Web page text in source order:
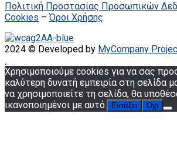
Πολιτική Προστασίας Προσωπικών
Cookies –Όροι Χρήσης
2024 © Developed by MyCompany
.
Χρησιμοποιούμε cookies για να σας
καλύτερη δυνατή εμπειρία στη σελίδα
να χρησιμοποιείτε τη σελίδα, θα
ικανοποιημένοι με αυτό.
Εντάξει Όχι